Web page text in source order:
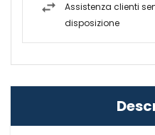
Assistenza clienti
disposizione